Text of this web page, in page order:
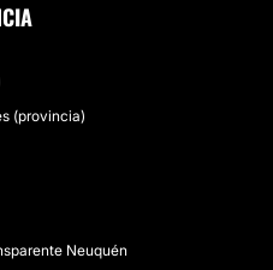
(provincia)
Neuquén